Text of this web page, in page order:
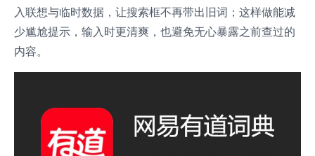
入联想与临时数据，让搜索框不再带出旧词；这样做能减
少尴尬提示，输入时更清爽，也避免无心暴露之前查过的
内容。